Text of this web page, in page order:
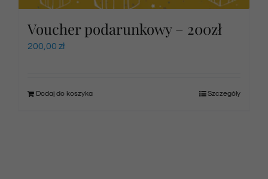
Voucher podarunkowy – 200zł
200,00 zł
Dodaj do koszyka Szczegóły